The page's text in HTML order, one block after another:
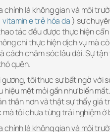
chính là không gian và môi
vitamin e trẻ hóa da ) sự
tác đều được thực hiện
chỉ thực hiện dịch vụ mà
cách chăm sóc lâu dài. Sự
quên.
gương, tôi thực sự bất ngờ với
mệt mỏi gần như biến
thân hơn và thật sự thấy giá
mà tôi chưa từng trải nghiệm ở
chính là không gian và môi